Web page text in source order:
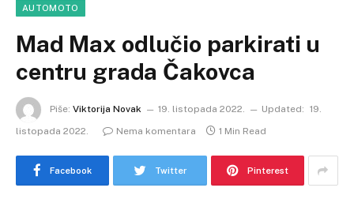
AUTOMOTO
Mad Max odlučio parkirati u
centru grada Čakovca
Piše: Viktorija Novak 19. listopada 2022. Updated: 19.
listopada 2022.
Nema komentara 1 Min Read
Facebook Twitter Pinterest